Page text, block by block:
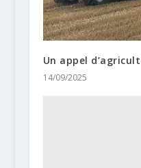
Un appel
14/09/2025